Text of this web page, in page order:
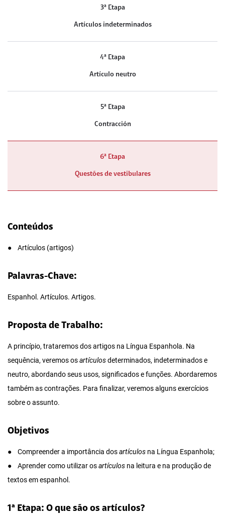
3ª Etapa
Artículos indeterminados
4ª Etapa
Artículo neutro
5ª Etapa
Contracción
6ª Etapa
Questões de vestibulares
Conteúdos
● Artículos (artigos)
Palavras-Chave:
Espanhol. Artículos. Artigos.
Proposta de Trabalho:
A princípio, trataremos dos artigos na Língua Espanhola. Na
sequência, veremos osartículosdeterminados, indeterminados e
neutro, abordando seus usos, significados e funções. Abordaremos
também as contrações. Para finalizar, veremos alguns exercícios
sobre o assunto.
Objetivos
● Compreender a importância dosartículos na Língua Espanhola;
● Aprender como utilizar osartículos na leitura e na produção de
textos em espanhol.
1ª Etapa: O que são os artículos?